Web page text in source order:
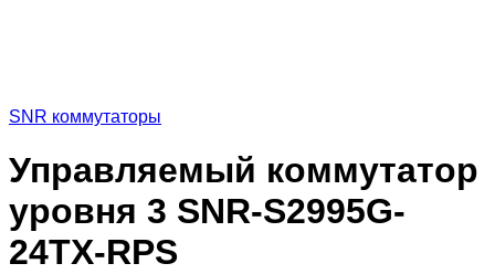
SNR коммутаторы
Управляемый коммутатор
уровня 3 SNR-S2995G-
24TX-RPS